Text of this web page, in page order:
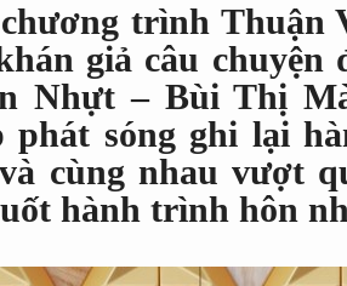
trình Thuận
giả câu chuyện
Nhựt – Bùi Thị
phát sóng ghi lại
cùng nhau vượt
hành trình hôn